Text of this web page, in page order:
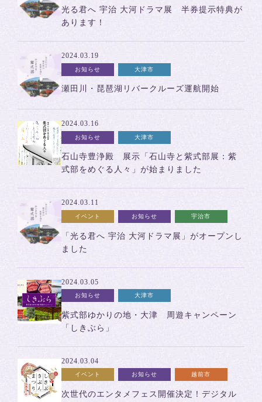
光る君へ 宇治 大河ドラマ展 半券提示特典が
あります！
2024.03.19
お知らせ 大津市
瀬田川・琵琶湖リバークルーズ運航開始
2024.03.16
お知らせ 大津市
石山寺豊浄殿 展示「石山寺と紫式部展：紫
式部をめぐる人々」が始まりました
2024.03.11
イベント お知らせ 宇治市
「光る君へ 宇治 大河ドラマ展」がオープンし
ました
2024.03.05
お知らせ 大津市
紫式部ゆかりの地・大津 周遊キャンペーン
「しきぶら」
2024.03.04
イベント お知らせ 越前市
次世代のエンタメフェス開催決定！デジタル